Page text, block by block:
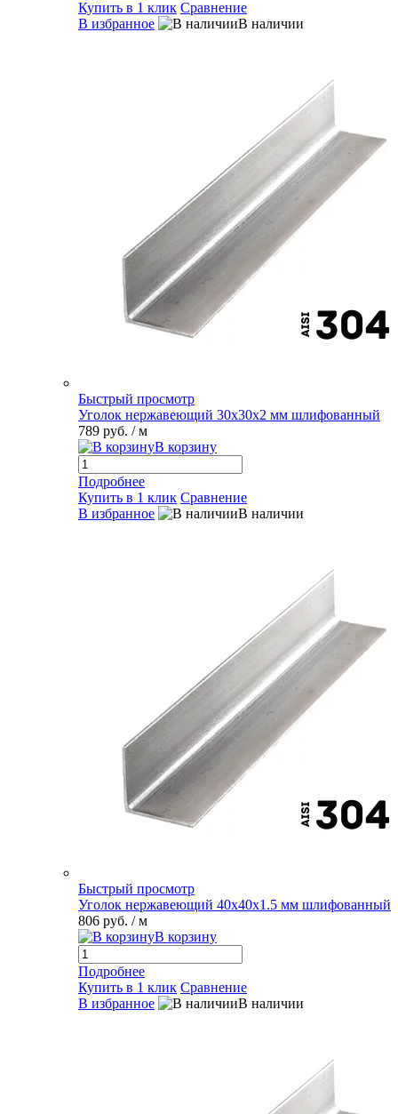
Купить в 1 клик Сравнение
В избранное
В наличии
Быстрый просмотр
Уголок нержавеющий 30х30х2 мм шлифованный
789 руб. / м
В корзину
Подробнее
Купить в 1 клик Сравнение
В избранное
В наличии
Быстрый просмотр
Уголок нержавеющий 40х40х1.5 мм шлифованный
806 руб. / м
В корзину
Подробнее
Купить в 1 клик Сравнение
В избранное
В наличии